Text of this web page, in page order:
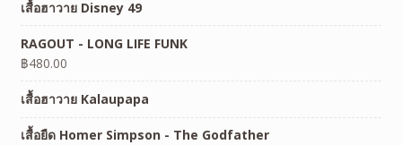
เสื้อฮาวาย Disney 49
RAGOUT - LONG LIFE FUNK
฿480.00
เสื้อฮาวาย Kalaupapa
เสื้อยืด Homer Simpson - The Godfather